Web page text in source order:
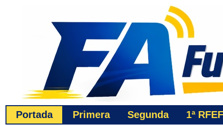
Portada Primera Segunda 1ªRFEF